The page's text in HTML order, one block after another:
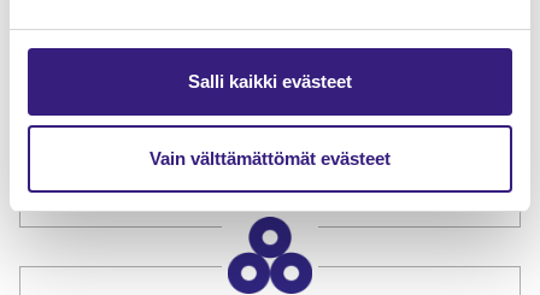
Salli kaikki evästeet
Vain välttämättömät evästeet
Tilaa Tilisanomien
lukuoikeus
TILAA TÄSTÄ